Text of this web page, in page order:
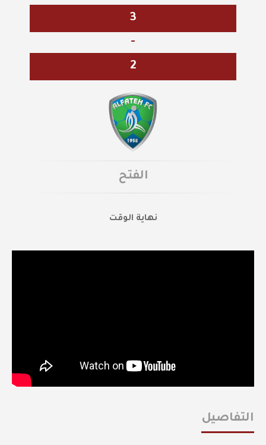
3
-
2
الفتح
نهاية الوقت
التفاصيل